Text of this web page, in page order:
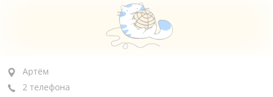
Артём, ул. Кирова, 2
+7 (423-37) 3-32-02
Артём
2 телефона